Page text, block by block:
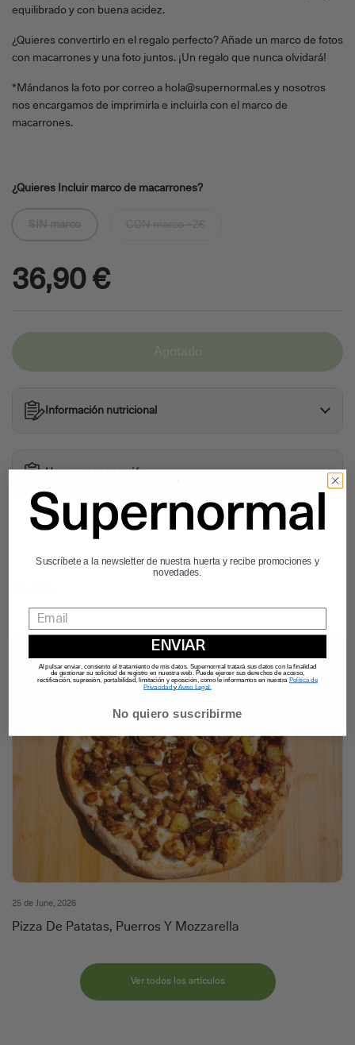
equilibrado y con buena acidez.
¿Quieres convertirlo en el regalo perfecto? Añade un marco de fotos
con macarrones y una foto juntos. ¡Un regalo que nunca olvidará!
*Mándanos la foto por correo a hola@supernormal.es y nosotros
nos encargamos de imprimirla e incluirla con el marco de
macarrones.
¿Quieres Incluir marco de macarrones?
36,90 €
Agotado
Información nutricional
Usos y conservación
25 de June, 2026
Pizza De Patatas, Puerros Y Mozzarella
Ver todos los artículos
Suscríbete a la newsletter de nuestra huerta y recibe promociones y
novedades.
ENVIAR
Al pulsar enviar, consiento el tratamiento de mis datos. Supernormal tratará sus datos con la finalidad
de gestionar su solicitud de registro en nuestra web. Puede ejercer sus derechos de acceso,
rectificación, supresión, portabilidad, limitación y oposición, como le informamos en nuestra Política de
Privacidady Aviso Legal.
No quiero suscribirme